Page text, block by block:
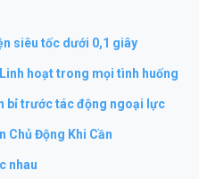
siêu tốc dưới 0,1 giây
hoạt trong mọi tình huống
bỉ trước tác động ngoại lực
Chủ Động Khi Cần
nhau